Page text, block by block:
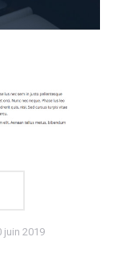
juin 2019